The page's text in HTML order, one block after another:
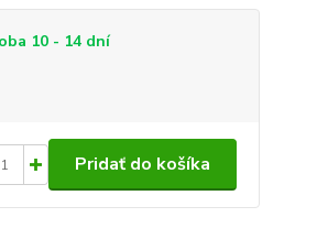
10 - 14 dní
Pridať do košíka